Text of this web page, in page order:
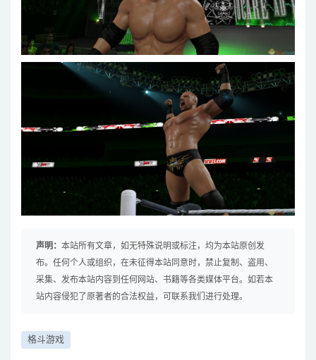
声明： 本站所有文章，如无特殊说明或标注，均为本站原创发
布。任何个人或组织，在未征得本站同意时，禁止复制、盗用、
采集、发布本站内容到任何网站、书籍等各类媒体平台。如若本
站内容侵犯了原著者的合法权益，可联系我们进行处理。
格斗游戏